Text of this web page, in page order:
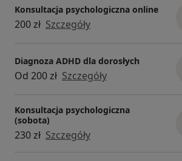
Konsultacja psychologiczna online
200 zł Szczegóły
Diagnoza ADHD dla dorosłych
Od 200 zł Szczegóły
Konsultacja psychologiczna
(sobota)
230 zł Szczegóły